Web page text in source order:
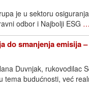
je u sektoru
odbor i Najbolji ESG
do smanjenja emisija
Duvnjak, rukovodilac
tema budućnosti, već